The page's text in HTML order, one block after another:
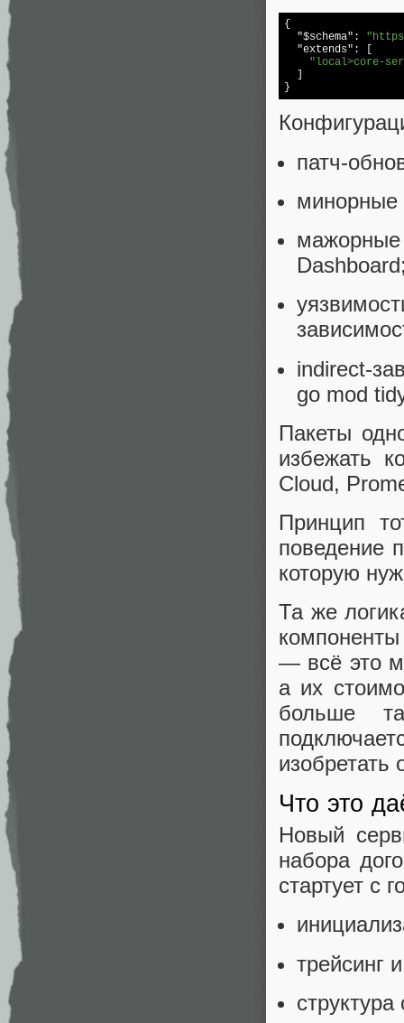
{
"$schema" :
"extends" : [
"local>core-
}
патч-
минорные
indirect-
go mod
Пакеты
избежать
Cloud,
Принцип
поведение
которую
Та же
— всё это
а их
больше
изобретать
Что это
Новый
набора
стартует с
трейсинг
структура